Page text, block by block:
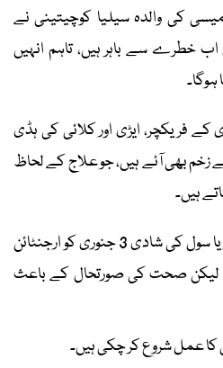
کی والدہ سیلیا کوچیتینی نے
خطرے سے باہر ہیں، تاہم انہیں
فریکچر، ایڑی اور کلائی کی ہڈی
بھی آئے ہیں، جو علاج کے لحاظ
ہیں۔
اینخل ڈی بریتو کے مطابق ماریا سول کی شادی 3 جنوری کو ارجنٹائن
لیکن صحت کی صورتحال کے باعث
کا عمل شروع کر چکی ہیں۔